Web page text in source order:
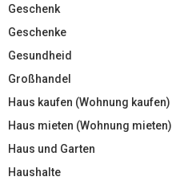
Geschenk
Geschenke
Gesundheid
Großhandel
Haus kaufen (Wohnung kaufen)
Haus mieten (Wohnung mieten)
Haus und Garten
Haushalte